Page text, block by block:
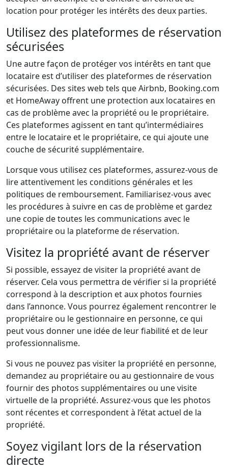
location pour protéger les intérêts des deux parties.
Utilisez des plateformes de réservation
sécurisées
Une autre façon de protéger vos intérêts en tant que
locataire est d’utiliser des plateformes de réservation
sécurisées. Des sites web tels que Airbnb, Booking.com
et HomeAway offrent une protection aux locataires en
cas de problème avec la propriété ou le propriétaire.
Ces plateformes agissent en tant qu’intermédiaires
entre le locataire et le propriétaire, ce qui ajoute une
couche de sécurité supplémentaire.
Lorsque vous utilisez ces plateformes, assurez-vous de
lire attentivement les conditions générales et les
politiques de remboursement. Familiarisez-vous avec
les procédures à suivre en cas de problème et gardez
une copie de toutes les communications avec le
propriétaire ou la plateforme de réservation.
Visitez la propriété avant de réserver
Si possible, essayez de visiter la propriété avant de
réserver. Cela vous permettra de vérifier si la propriété
correspond à la description et aux photos fournies
dans l’annonce. Vous pourrez également rencontrer le
propriétaire ou le gestionnaire en personne, ce qui
peut vous donner une idée de leur fiabilité et de leur
professionnalisme.
Si vous ne pouvez pas visiter la propriété en personne,
demandez au propriétaire ou au gestionnaire de vous
fournir des photos supplémentaires ou une visite
virtuelle de la propriété. Assurez-vous que les photos
sont récentes et correspondent à l’état actuel de la
propriété.
Soyez vigilant lors de la réservation
directe